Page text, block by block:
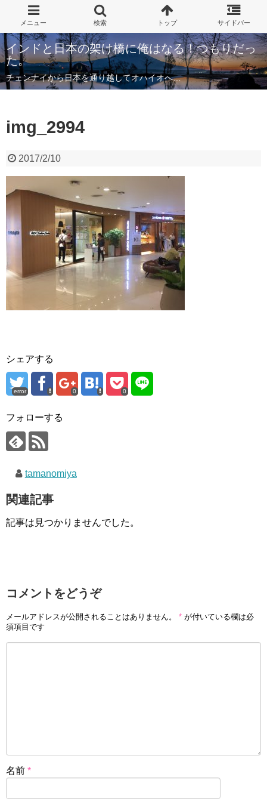
インドと日本の架け橋に俺はなる！つもりだっ
た。
チェンナイから日本を通り越してオハイオへ…
img_2994
2017/2/10
シェアする
error 0 0
フォローする
tamanomiya
関連記事
記事は見つかりませんでした。
コメントをどうぞ
メールアドレスが公開されることはありません。 * が付いている欄は必
須項目です
名前 *